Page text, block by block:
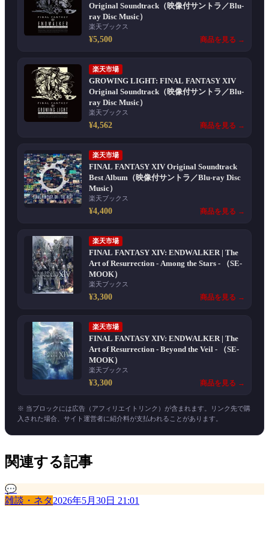
Original Soundtrack（映像付サントラ／Blu-
ray Disc Music）
楽天ブックス
¥5,500 商品を見る →
楽天市場
GROWING LIGHT: FINAL FANTASY XIV
Original Soundtrack（映像付サントラ／Blu-
ray Disc Music）
楽天ブックス
¥4,562 商品を見る →
楽天市場
FINAL FANTASY XIV Original Soundtrack
Best Album（映像付サントラ／Blu-ray Disc
Music）
楽天ブックス
¥4,400 商品を見る →
楽天市場
FINAL FANTASY XIV: ENDWALKER | The
Art of Resurrection - Among the Stars - （SE-
MOOK）
楽天ブックス
¥3,300 商品を見る →
楽天市場
FINAL FANTASY XIV: ENDWALKER | The
Art of Resurrection - Beyond the Veil - （SE-
MOOK）
楽天ブックス
¥3,300 商品を見る →
※ 当ブロックには広告（アフィリエイトリンク）が含まれます。リンク先で購
入された場合、サイト運営者に紹介料が支払われることがあります。
関連する記事
💬
雑談・ネタ2026年5月30日 21:01